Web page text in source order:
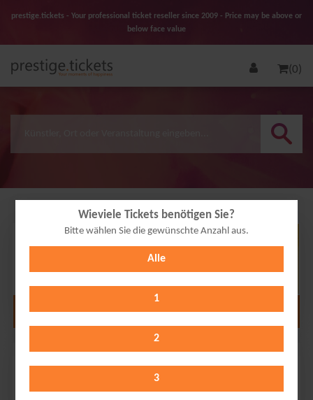
prestige.tickets - Your professional ticket reseller since 2009 - Price may be above or
below face value
(0)
Wieviele Tickets benötigen Sie?
Bitte wählen Sie die gewünschte Anzahl aus.
Alle
1
2
3
12
Alle Termine anzeigen
Rudolf Weber-Arena // Oberhausen
Friday 12.11.2027